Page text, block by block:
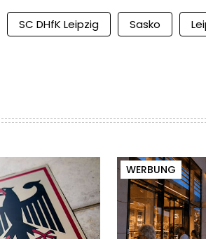
SC DHfK Leipzig Sasko
WERBUNG